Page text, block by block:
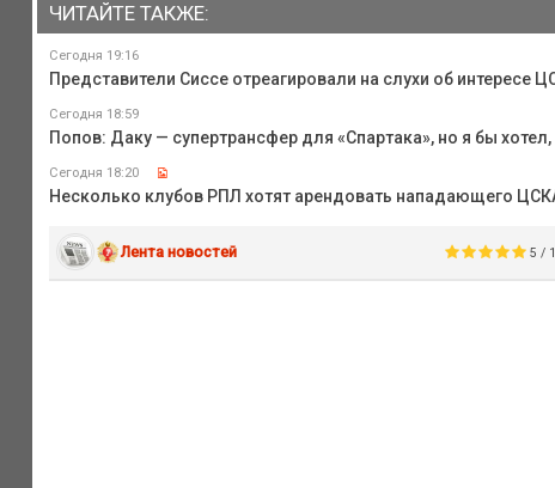
ЧИТАЙТЕ ТАКЖЕ:
Сегодня 19:16
Представители Сиссе отреагировали на слухи об интересе
Сегодня 18:59
Попов: Даку — супертрансфер для «Спартака», но я бы
Сегодня 18:20
Несколько клубов РПЛ хотят арендовать нападающего
Лента новостей 5 / 1